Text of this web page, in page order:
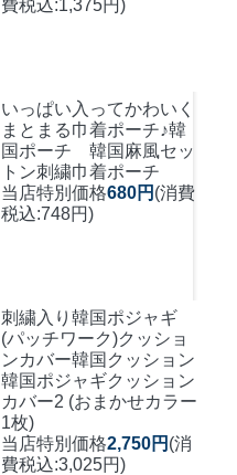
費税込:1,375円)
いっぱい入ってかわいく
まとまる巾着ポーチ♪韓
国ポーチ 韓国麻風セッ
トン刺繍巾着ポーチ
当店特別価格680円 (消費
税込:748円)
刺繍入り韓国ポジャギ
(パッチワーク)クッショ
ンカバー韓国クッション
韓国ポジャギクッション
カバー2 (おまかせカラー
1枚)
当店特別価格2,750円 (消
費税込:3,025円)